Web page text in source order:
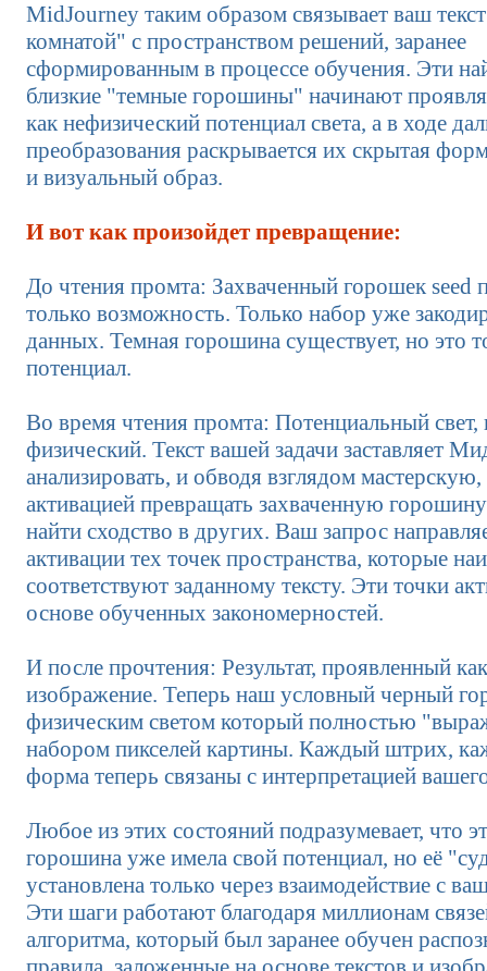
MidJourney таким образом связывает ваш
комнатой" с пространством решений, заранее
сформированным в процессе обучения. Эти
близкие "темные горошины" начинают
как нефизический потенциал света, а в ходе
преобразования раскрывается их скрытая
и визуальный образ.
И вот как произойдет превращение:
До чтения промта: Захваченный горошек seed
только возможность. Только набор уже
данных. Темная горошина существует, но это
потенциал.
Во время чтения промта: Потенциальный
физический. Текст вашей задачи заставляет
анализировать, и обводя взглядом мастерскую,
активацией превращать захваченную
найти сходство в других. Ваш запрос
активации тех точек пространства, которые
соответствуют заданному тексту. Эти точки
основе обученных закономерностей.
И после прочтения: Результат, проявленный
изображение. Теперь наш условный черный
физическим светом который полностью
набором пикселей картины. Каждый штрих,
форма теперь связаны с интерпретацией
Любое из этих состояний подразумевает, что
горошина уже имела свой потенциал, но её
установлена только через взаимодействие с
Эти шаги работают благодаря миллионам
алгоритма, который был заранее обучен